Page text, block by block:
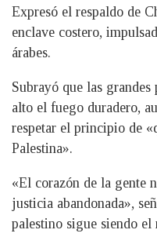
Expresó el respaldo de
enclave costero,
árabes.
Subrayó que las
alto el fuego duradero,
respetar el principio de
Palestina».
«El corazón de la gente
justicia abandonada»,
palestino sigue siendo